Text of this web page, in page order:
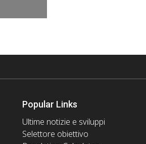
Popular Links
Ultime notizie e sviluppi
Selettore obiettivo